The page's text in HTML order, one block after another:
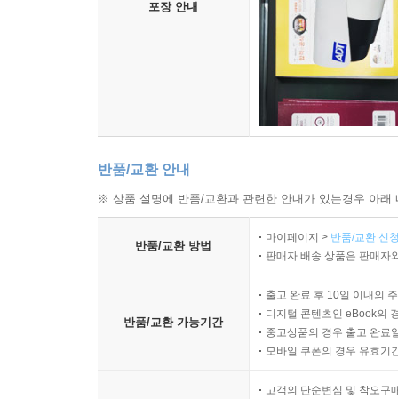
포장 안내
반품/교환 안내
※ 상품 설명에 반품/교환과 관련한 안내가 있는경우 아
반품/교환 방법
마이페이지 > 반품/교환 신
판매자 배송 상품은 판매자
반품/교환 가능기간
출고 완료 후 10일 이내의
디지털 콘텐츠인 eBook의
중고상품의 경우 출고 완료
모바일 쿠폰의 경우 유효기
고객의 단순변심 및 착오구